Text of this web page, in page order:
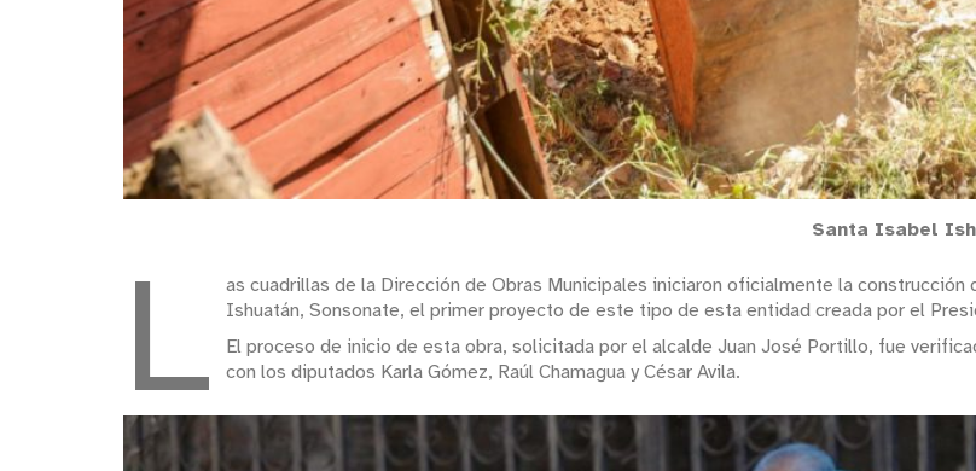
Santa Isabel
L
as cuadrillas de la Dirección de Obras Municipales iniciaron oficialmente la
Ishuatán, Sonsonate, el primer proyecto de este tipo de esta entidad creada por el
El proceso de inicio de esta obra, solicitada por el alcalde Juan José Portillo, fue
con los diputados Karla Gómez, Raúl Chamagua y César Avila.